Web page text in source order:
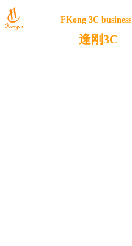
FKong 3C business
逢刚3C